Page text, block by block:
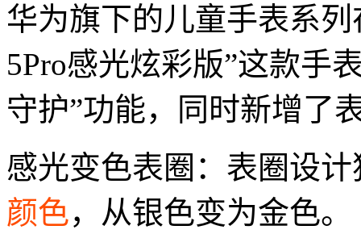
华为旗下的儿童手表系
5Pro感光炫彩版”这款手
守护”功能，同时新增了
感光变色表圈：表圈设
颜色，从银色变为金色。